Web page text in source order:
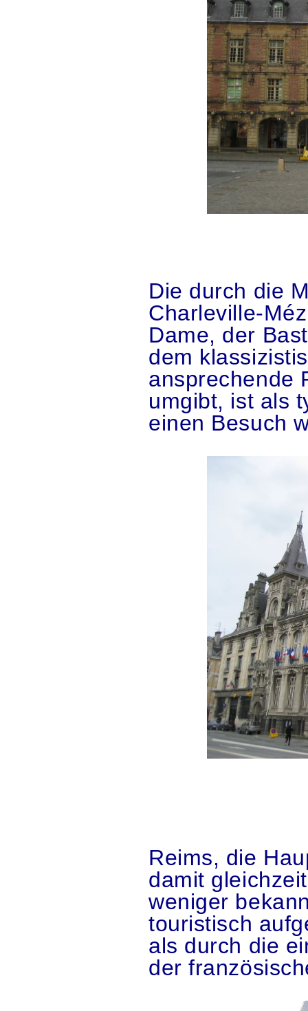
Die durch die
Charleville-
Dame, der
dem
ansprechende
umgibt, ist als
einen Besuch
Reims, die
damit
weniger
touristisch
als durch die
der